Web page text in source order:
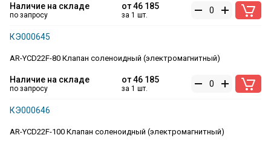
от46 185
за 1 шт.
Наличие на складе
по запросу
AR-YCD22F-80 Клапан соленоидный (электромагнитный)
КЭ000645
от46 185
за 1 шт.
Наличие на складе
по запросу
AR-YCD22F-100 Клапан соленоидный (электромагнитный)
КЭ000646